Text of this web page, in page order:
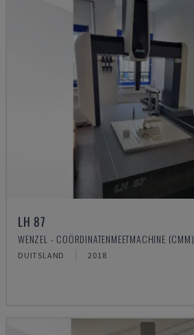
LH 87
WENZEL - COÖRDINATENMEETMACHINE (CMM)
DUITSLAND 2018